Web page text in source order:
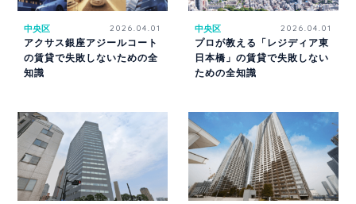
中央区 2026.04.01
アクサス銀座アジールコート
の賃貸で失敗しないための全
知識
中央区 2026.04.01
プロが教える「レジディア東
日本橋」の賃貸で失敗しない
ための全知識